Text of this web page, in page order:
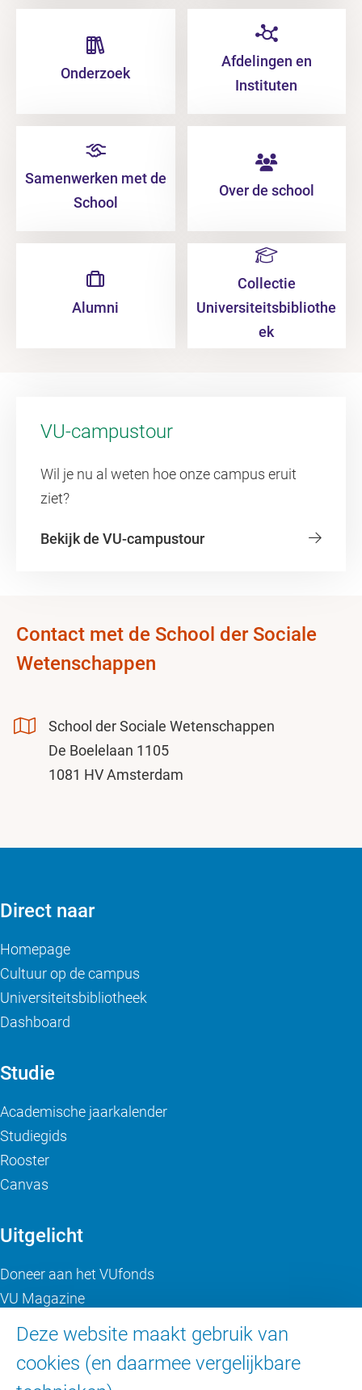
Onderzoek
Afdelingen en
Instituten
Samenwerken met de
School
Over de school
Alumni
Collectie
Universiteitsbibliothe
ek
VU-campustour
Wil je nu al weten hoe onze campus eruit
ziet?
Bekijk de VU-campustour
Contact met de School der Sociale
Wetenschappen
School der Sociale Wetenschappen
De Boelelaan 1105
1081 HV Amsterdam
Deze website maakt gebruik van
cookies (en daarmee vergelijkbare
Direct naar
Homepage
Cultuur op de campus
Universiteitsbibliotheek
Dashboard
Studie
Academische jaarkalender
Studiegids
Rooster
Canvas
Uitgelicht
Doneer aan het VUfonds
VU Magazine